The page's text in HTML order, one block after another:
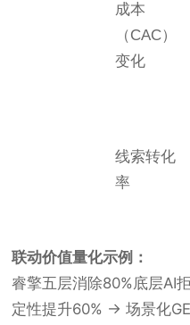
成本
（CAC）
变化
线索转化
率
联动价值量化示例：
睿擎五层消除80%底层AI
定性提升60% → 场景化